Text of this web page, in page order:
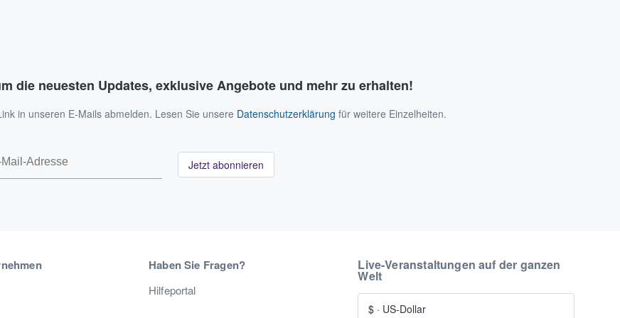
die neuesten Updates, exklusive Angebote und mehr zu erhalten!
in unseren E-Mails abmelden. Lesen Sie unsere Datenschutzerklärung für weitere Einzelheiten.
Jetzt abonnieren
Haben Sie Fragen?
Hilfeportal
Live-Veranstaltungen auf der ganzen
Welt
$ · US-Dollar